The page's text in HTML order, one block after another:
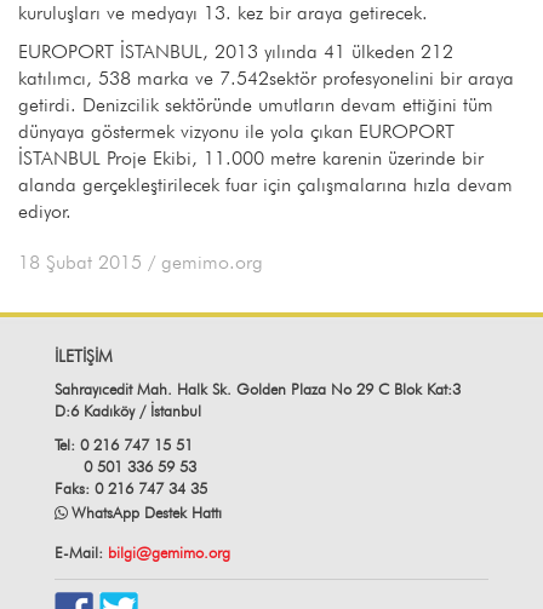
kuruluşları ve medyayı 13. kez bir araya getirecek.
EUROPORT İSTANBUL, 2013 yılında 41 ülkeden 212
katılımcı, 538 marka ve 7.542sektör profesyonelini bir araya
getirdi. Denizcilik sektöründe umutların devam ettiğini tüm
dünyaya göstermek vizyonu ile yola çıkan EUROPORT
İSTANBUL Proje Ekibi, 11.000 metre karenin üzerinde bir
alanda gerçekleştirilecek fuar için çalışmalarına hızla devam
ediyor.
18 Şubat 2015 / gemimo.org
İLETİŞİM
Sahrayıcedit Mah. Halk Sk. Golden Plaza No 29 C Blok Kat:3
D:6 Kadıköy / İstanbul
Tel: 0 216 747 15 51
0 501 336 59 53
Faks: 0 216 747 34 35
WhatsApp Destek Hattı
E-Mail: bilgi@gemimo.org